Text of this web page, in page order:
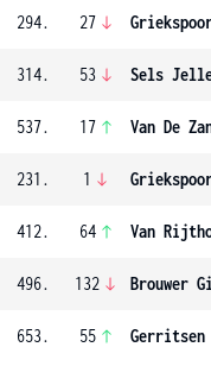
294. 27
314. 53 Sels
537. 17 Van De
231. 1
412. 64 Van
496. 132 Brouwer
653. 55 Gerritsen